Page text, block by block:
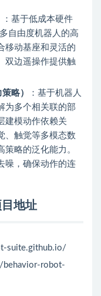
：基于低成本硬件
自由度机器人的高
移动基座和灵活的
双边遥操作提供触
略）
：基于机器人
为多个相关联的部
建模动作依赖关
、触觉等多模态数
略的泛化能力。
噪，确保动作的连
目地址
suite.github.io/
behavior-robot-